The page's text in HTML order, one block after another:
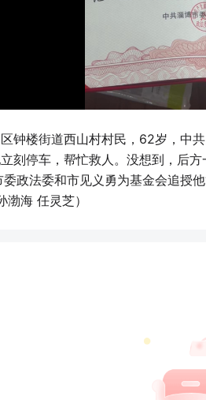
钟楼街道西山村村民，62岁，中
刻停车，帮忙救人。没想到，后
政法委和市见义勇为基金会追授
渤海 任灵芝）